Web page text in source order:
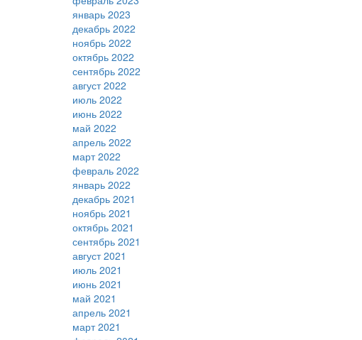
январь 2023
декабрь 2022
ноябрь 2022
октябрь 2022
сентябрь 2022
август 2022
июль 2022
июнь 2022
май 2022
апрель 2022
март 2022
февраль 2022
январь 2022
декабрь 2021
ноябрь 2021
октябрь 2021
сентябрь 2021
август 2021
июль 2021
июнь 2021
май 2021
апрель 2021
март 2021